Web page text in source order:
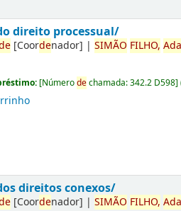
direito processual/
[Coordenador] |SIMÃO FILHO,
[Númerodechamada:342.2 D598]
direitos conexos/
[Coordenador] |SIMÃO FILHO,